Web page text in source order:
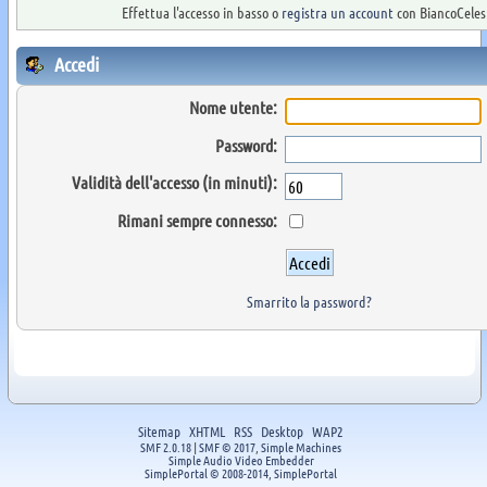
Effettua l'accesso in basso o registra un account con
Accedi
Nome utente:
Password:
Validità dell'accesso (in minuti):
Rimani sempre connesso:
Smarrito la password?
Sitemap XHTML RSS Desktop WAP2
SMF 2.0.18|SMF © 2017 Simple Machines
Simple Audio Video Embedder
SimplePortal © 2008-2014, SimplePortal